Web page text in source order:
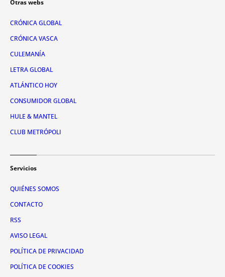
Otras webs
CRÓNICA GLOBAL
CRÓNICA VASCA
CULEMANÍA
LETRA GLOBAL
ATLÁNTICO HOY
CONSUMIDOR GLOBAL
HULE & MANTEL
CLUB METRÓPOLI
Servicios
QUIÉNES SOMOS
CONTACTO
RSS
AVISO LEGAL
POLÍTICA DE PRIVACIDAD
POLÍTICA DE COOKIES